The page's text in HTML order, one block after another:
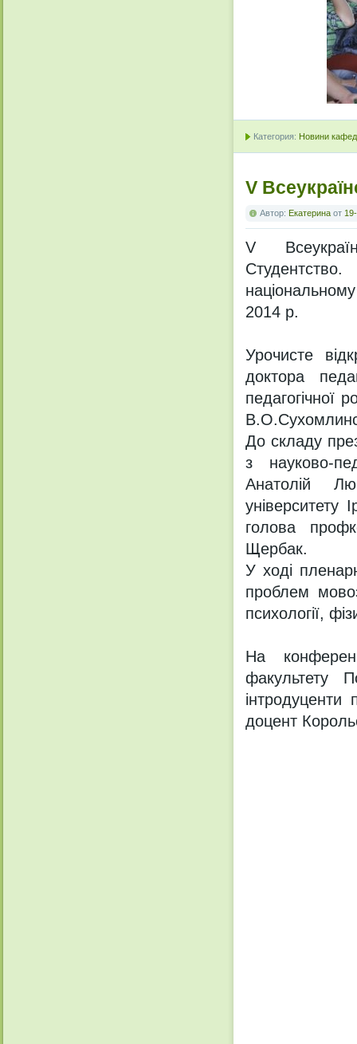
Категория: Новини
V
Автор: Екатерина от
V
2014 р.
Урочисте
доктора
педагогічної
До складу
з науково-
Анатолій
університету
голова
Щербак.
У ході
проблем
психології,
На
факультету
інтродуценти
доцент